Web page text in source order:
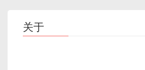
关于